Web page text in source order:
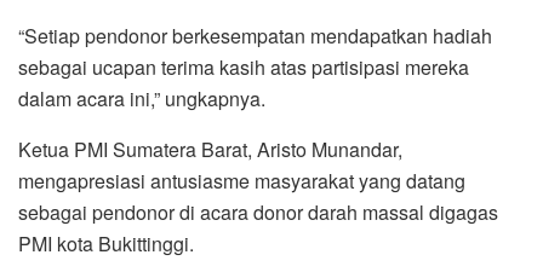
“Setiap pendonor berkesempatan mendapatkan hadiah
sebagai ucapan terima kasih atas partisipasi mereka
dalam acara ini,” ungkapnya.
Ketua PMI Sumatera Barat, Aristo Munandar,
mengapresiasi antusiasme masyarakat yang datang
sebagai pendonor di acara donor darah massal digagas
PMI kota Bukittinggi.